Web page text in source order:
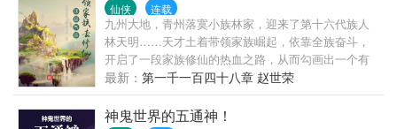
仙侠 连载
九州大地，青州落寞小族林家，迎来了第十六代族人
林天明……天才土着带领家族崛起，依靠全族奋斗，
开启了一段家族修仙的热血之路，从而勾画出一个有
血有肉有情感的故事……（本文无穿越，无系统，无
后宫……）
最新： 第一千一百四十八章 赵世荣
神鬼世界的五通神！